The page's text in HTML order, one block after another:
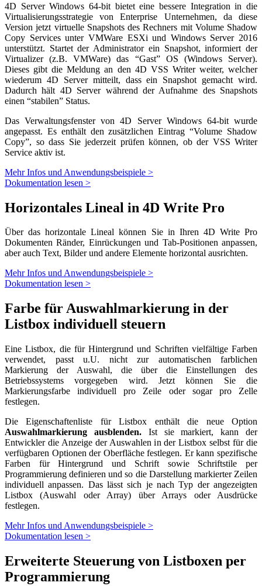
4D Server Windows 64-bit bietet eine bessere Integration in die
Virtualisierungsstrategie von Enterprise Unternehmen, da diese
Version jetzt virtuelle Snapshots des Rechners mit Volume Shadow
Copy Services unter VMWare ESXi und Windows Server 2016
unterstützt. Startet der Administrator ein Snapshot, informiert der
Virtualizer (z.B. VMWare) das “Gast” OS (Windows Server).
Dieses gibt die Meldung an den 4D VSS Writer weiter, welcher
wiederum 4D Server mitteilt, dass ein Snapshot gemacht wird.
Dadurch hält 4D Server während der Aufnahme des Snapshots
einen “stabilen” Status.
Das Verwaltungsfenster von4D Server Windows 64-bitwurde
angepasst. Es enthält den zusätzlichen Eintrag “Volume Shadow
Copy”, so dass Sie jederzeit prüfen können, ob der VSS Writer
Service aktiv ist.
Mehr Infos und Anwendungsbeispiele >
Dokumentation lesen >
Horizontales Lineal in 4D Write Pro
Über das horizontale Lineal können Sie in Ihren 4D Write Pro
Dokumenten Ränder, Einrückungen und Tab-Positionen anpassen,
aber auch Text, Bilder und andere Elemente horizontal ausrichten.
Mehr Infos und Anwendungsbeispiele >
Dokumentation lesen >
Farbe für Auswahlmarkierung in der
Listbox individuell steuern
Eine Listbox, die für Hintergrund und Schriften vielfältige Farben
verwendet, passt u.U. nicht zur automatischen farblichen
Markierung der Auswahl, die über die Einstellungen des
Betriebssystems vorgegeben wird. Jetzt können Sie die
Markierungsfarbe individuell pro Zeile oder sogar pro Zelle
festlegen.
Die Eigenschaftenliste für Listbox enthält die neue Option
Auswahlmarkierung ausblenden. Ist sie markiert, kannder
Entwickler die Anzeige der Auswahlen in der Listbox selbst für die
verfügbaren Optionen der Oberfläche festlegen. Er kann spezifische
Farben für Hintergrund und Schrift sowie Schriftstile per
Programmierung definieren und so die Darstellung markierter Zeilen
individuell anpassen. Das lässt sich je nach Typ der angezeigten
Listbox (Auswahl oder Array) über Arrays oder Ausdrücke
festlegen.
Mehr Infos und Anwendungsbeispiele >
Dokumentation lesen >
Erweiterte Steuerung von Listboxen per
Programmierung